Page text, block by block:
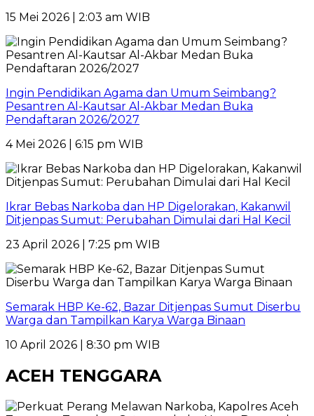
15 Mei 2026 | 2:03 am WIB
Ingin Pendidikan Agama dan Umum Seimbang?
Pesantren Al-Kautsar Al-Akbar Medan Buka
Pendaftaran 2026/2027
4 Mei 2026 | 6:15 pm WIB
Ikrar Bebas Narkoba dan HP Digelorakan, Kakanwil
Ditjenpas Sumut: Perubahan Dimulai dari Hal Kecil
23 April 2026 | 7:25 pm WIB
Semarak HBP Ke-62, Bazar Ditjenpas Sumut Diserbu
Warga dan Tampilkan Karya Warga Binaan
10 April 2026 | 8:30 pm WIB
ACEH TENGGARA